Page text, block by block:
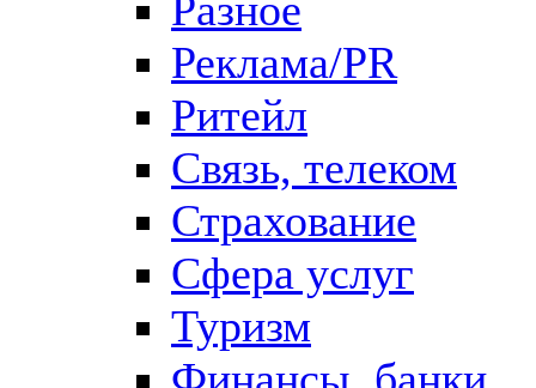
Реклама/PR
Ритейл
Связь, телеком
Страхование
Сфера услуг
Туризм
Финансы, банки